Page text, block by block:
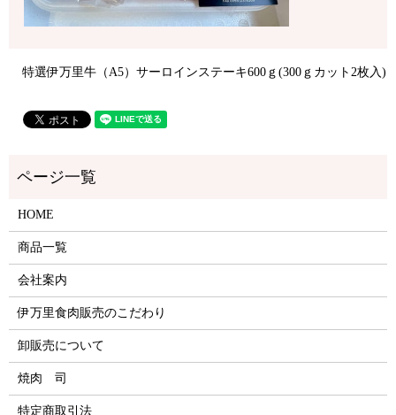
特選伊万里牛（A5）サーロインステーキ600ｇ(300ｇカット2枚入)
HOME
商品一覧
会社案内
伊万里食肉販売のこだわり
卸販売について
焼肉 司
特定商取引法